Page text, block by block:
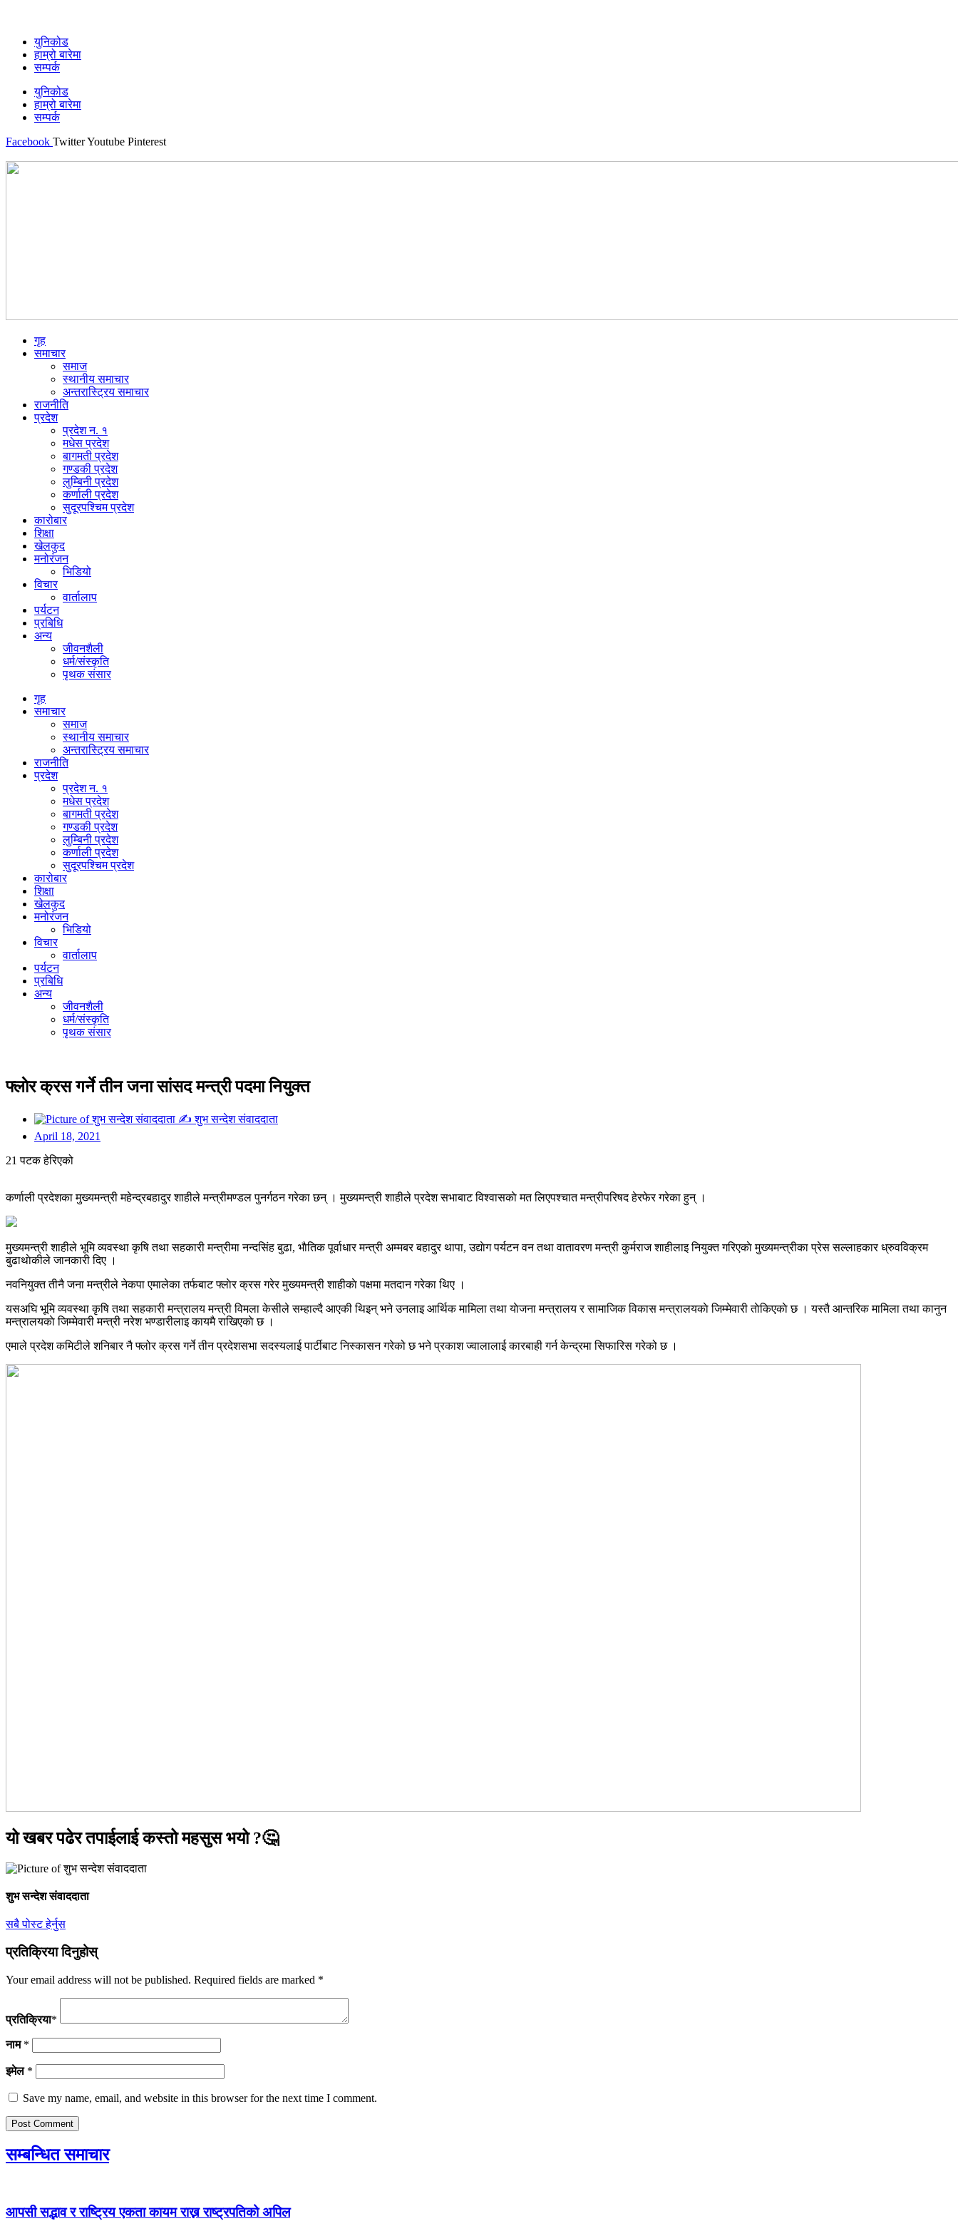
युनिकोड
हाम्रो बारेमा
सम्पर्क
युनिकोड
हाम्रो बारेमा
सम्पर्क
Facebook TwitterYoutube Pinterest
गृह
समाचार
समाज
स्थानीय समाचार
अन्तरास्ट्रिय समाचार
राजनीति
प्रदेश
प्रदेश न. १
मधेस प्रदेश
बागमती प्रदेश
गण्डकी प्रदेश
लुम्बिनी प्रदेश
कर्णाली प्रदेश
सुदूरपश्चिम प्रदेश
कारोबार
शिक्षा
खेलकुद
मनोरंजन
भिडियो
विचार
वार्तालाप
पर्यटन
प्रबिधि
अन्य
जीवनशैली
धर्म/संस्कृति
पृथक संसार
गृह
समाचार
समाज
स्थानीय समाचार
अन्तरास्ट्रिय समाचार
राजनीति
प्रदेश
प्रदेश न. १
मधेस प्रदेश
बागमती प्रदेश
गण्डकी प्रदेश
लुम्बिनी प्रदेश
कर्णाली प्रदेश
सुदूरपश्चिम प्रदेश
कारोबार
शिक्षा
खेलकुद
मनोरंजन
भिडियो
विचार
वार्तालाप
पर्यटन
प्रबिधि
अन्य
जीवनशैली
धर्म/संस्कृति
पृथक संसार
फ्लाेर क्रस गर्ने तीन जना सांसद मन्त्री पदमा नियुक्त
✍ शुभ सन्देश संवाददाता
April 18, 2021
21 पटक हेरिएको
कर्णाली प्रदेशका मुख्यमन्त्री महेन्द्रबहादुर शाहीले मन्त्रीमण्डल पुनर्गठन गरेका छन् । मुख्यमन्त्री शाहीले प्रदेश सभाबाट विश्वासकाे मत लिएपश्चात मन्त्रीपरिषद हेरफेर गरेका हुन् ।
मुख्यमन्त्री शाहीले भूमि व्यवस्था कृषि तथा सहकारी मन्त्रीमा नन्दसिंह बुढा, भाैतिक पूर्वाधार मन्त्री अम्मबर बहादुर थापा, उद्याेग पर्यटन वन तथा वातावरण मन्त्री कुर्मराज शाहीलाइ नियुक्त गरिएकाे मुख्यमन्त्रीका प्रेस सल्लाहकार ध्रुवविक्रम
बुढाथाेकीले जानकारी दिए ।
नवनियुक्त तीनै जना मन्त्रीले नेकपा एमालेका तर्फबाट फ्लाेर क्रस गरेर मुख्यमन्त्री शाहीकाे पक्षमा मतदान गरेका थिए ।
यसअघि भूमि व्यवस्था कृषि तथा सहकारी मन्त्रालय मन्त्री विमला केसीले सम्हाल्दै आएकी थिइन् भने उनलाइ आर्थिक मामिला तथा याेजना मन्त्रालय र सामाजिक विकास मन्त्रालयकाे जिम्मेवारी ताेकिएकाे छ । यस्तै आन्तरिक मामिला तथा कानुन
मन्त्रालयकाे जिम्मेवारी मन्त्री नरेश भण्डारीलाइ कायमै राखिएकाे छ ।
एमाले प्रदेश कमिटीले शनिबार नै फ्लोर क्रस गर्ने तीन प्रदेशसभा सदस्यलाई पार्टीबाट निस्कासन गरेको छ भने प्रकाश ज्वालालाई कारबाही गर्न केन्द्रमा सिफारिस गरेको छ ।
यो खबर पढेर तपाईलाई कस्तो महसुस भयो ?🤔
शुभ सन्देश संवाददाता
सबै पोस्ट हेर्नुस
प्रतिक्रिया दिनुहोस्
Your email address will not be published. Required fields are marked *
प्रतिक्रिया*
नाम *
इमेल *
Save my name, email, and website in this browser for the next time I comment.
सम्बन्धित समाचार
आपसी सद्भाव र राष्ट्रिय एकता कायम राख्न राष्ट्रपतिको अपिल